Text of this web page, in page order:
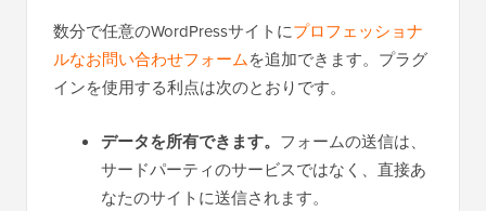
数分で任意のWordPressサイトにプロフェッショナ
ルなお問い合わせフォームを追加できます。プラグ
インを使用する利点は次のとおりです。
データを所有できます。 フォームの送信は、
サードパーティのサービスではなく、直接あ
なたのサイトに送信されます。